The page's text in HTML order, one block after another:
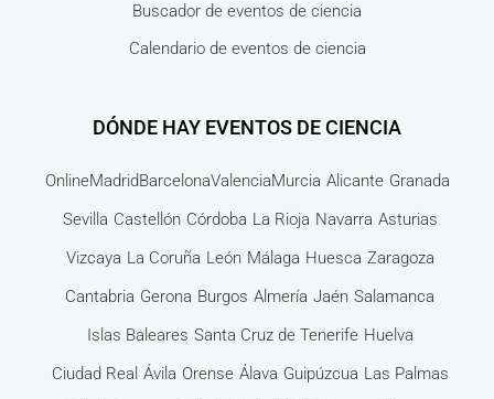
Buscador de eventos de ciencia
Calendario de eventos de ciencia
DÓNDE HAY EVENTOS DE CIENCIA
OnlineMadridBarcelonaValenciaMurcia Alicante Granada
Sevilla Castellón Córdoba La Rioja Navarra Asturias
Vizcaya La Coruña León Málaga Huesca Zaragoza
Cantabria Gerona Burgos Almería Jaén Salamanca
Islas Baleares Santa Cruz de Tenerife Huelva
Ciudad Real Ávila Orense Álava Guipúzcua Las Palmas